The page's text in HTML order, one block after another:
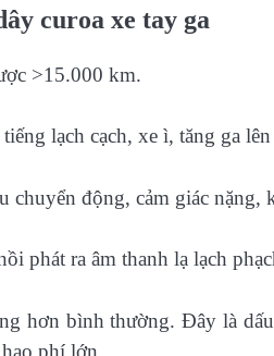
curoa xe tay ga
>15.000 km.
lạch cạch, xe ì, tăng ga
chuyển động, cảm giác nặng,
phát ra âm thanh lạ lạch
hơn bình thường. Đây là
phí lớn.